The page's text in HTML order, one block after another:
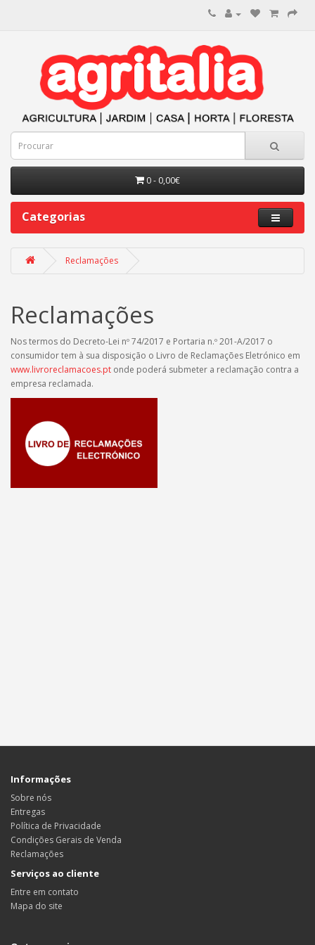
0 - 0,00€
Categorias
Reclamações
Reclamações
Nos termos do Decreto-Lei nº 74/2017 e Portaria n.º 201-A/2017 o
consumidor tem à sua disposição o Livro de Reclamações Eletrónico em
www.livroreclamacoes.pt onde poderá submeter a reclamação contra a
empresa reclamada.
Informações
Sobre nós
Entregas
Política de Privacidade
Condições Gerais de Venda
Reclamações
Serviços ao cliente
Entre em contato
Mapa do site